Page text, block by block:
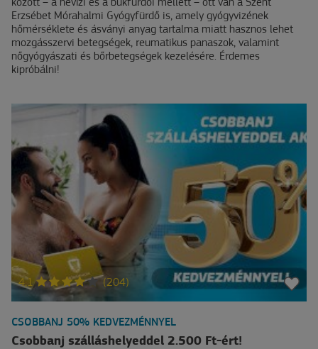
között – a hévízi és a bükfürdői mellett – ott van a Szent
Erzsébet Mórahalmi Gyógyfürdő is, amely gyógyvizének
hőmérséklete és ásványi anyag tartalma miatt hasznos lehet
mozgásszervi betegségek, reumatikus panaszok, valamint
nőgyógyászati és bőrbetegségek kezelésére. Érdemes
kipróbálni!
4,1 (204)
CSOBBANJ 50% KEDVEZMÉNNYEL
Csobbanj szálláshelyeddel 2.500 Ft-ért!